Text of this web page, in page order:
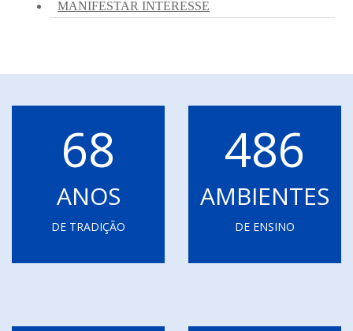
68
ANOS
DE TRADIÇÃO
486
AMBIENTES
DE ENSINO